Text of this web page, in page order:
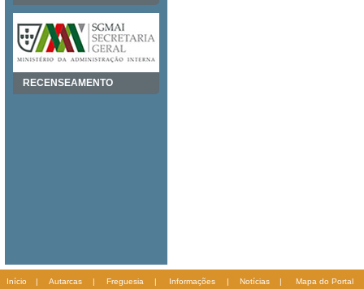
RECENSEAMENTO
Início | Autarcas | Freguesia | Informações | Notícias | Mapa do Portal